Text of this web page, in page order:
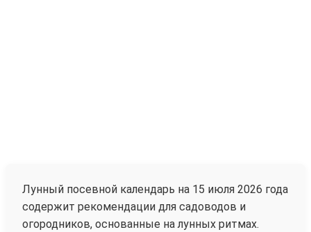
Лунный посевной календарь на 15 июля 2026 года
содержит рекомендации для садоводов и
огородников, основанные на лунных ритмах.